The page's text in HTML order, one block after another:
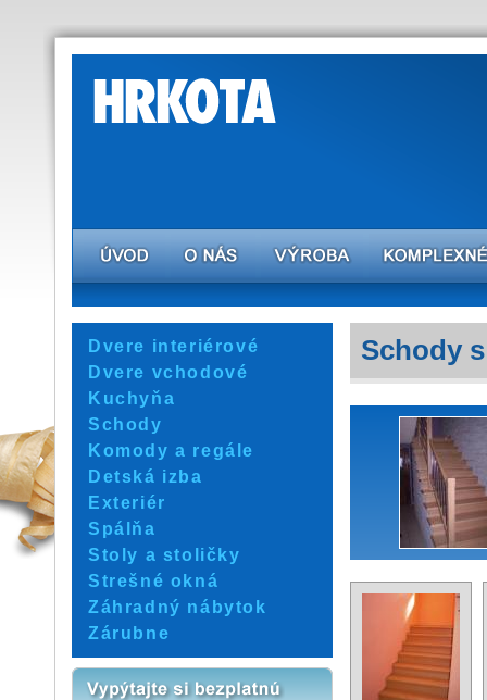
Dvere interiérové
Dvere vchodové
Kuchyňa
Schody
Komody a regále
Detská izba
Exteriér
Spálňa
Stoly a stoličky
Strešné okná
Záhradný nábytok
Zárubne
Schody